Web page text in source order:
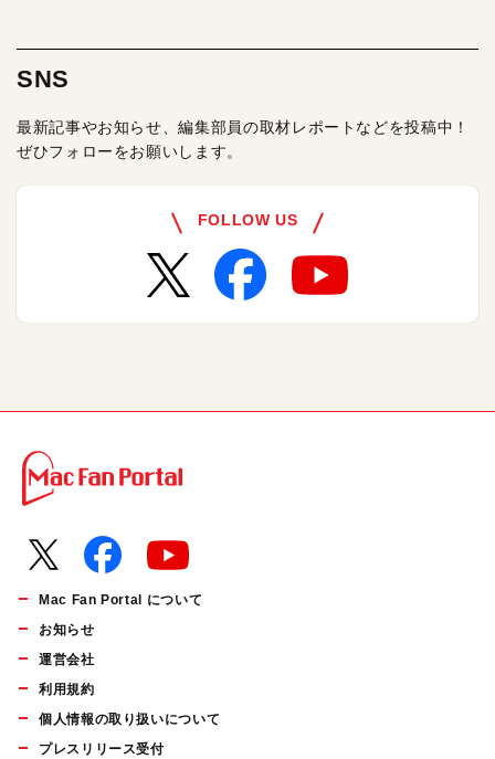
SNS
最新記事やお知らせ、編集部員の取材レポートなどを投稿中！
ぜひフォローをお願いします。
FOLLOW US
Mac Fan Portal について
お知らせ
運営会社
利用規約
個人情報の取り扱いについて
プレスリリース受付